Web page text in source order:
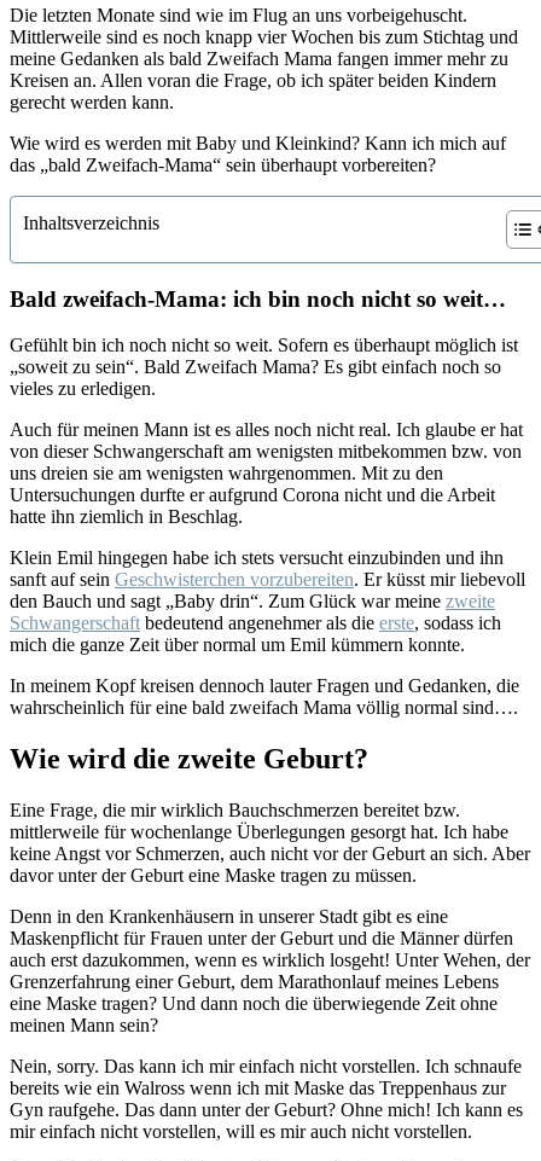
Die letzten Monate sind wie im Flug an uns vorbeigehuscht.
Mittlerweile sind es noch knapp vier Wochen bis zum Stichtag und
meine Gedanken als bald Zweifach Mama fangen immer mehr zu
Kreisen an. Allen voran die Frage, ob ich später beiden Kindern
gerecht werden kann.
Wie wird es werden mit Baby und Kleinkind? Kann ich mich auf
das „bald Zweifach-Mama“ sein überhaupt vorbereiten?
Inhaltsverzeichnis
Bald zweifach-Mama: ich bin noch nicht so weit…
Gefühlt bin ich noch nicht so weit. Sofern es überhaupt möglich ist
„soweit zu sein“. Bald Zweifach Mama? Es gibt einfach noch so
vieles zu erledigen.
Auch für meinen Mann ist es alles noch nicht real. Ich glaube er hat
von dieser Schwangerschaft am wenigsten mitbekommen bzw. von
uns dreien sie am wenigsten wahrgenommen. Mit zu den
Untersuchungen durfte er aufgrund Corona nicht und die Arbeit
hatte ihn ziemlich in Beschlag.
Klein Emil hingegen habe ich stets versucht einzubinden und ihn
sanft auf sein Geschwisterchen vorzubereiten. Er küsst mir liebevoll
den Bauch und sagt „Baby drin“. Zum Glück war meine zweite
Schwangerschaft bedeutend angenehmer als die erste, sodass ich
mich die ganze Zeit über normal um Emil kümmern konnte.
In meinem Kopf kreisen dennoch lauter Fragen und Gedanken, die
wahrscheinlich für eine bald zweifach Mama völlig normal sind….
Wie wird die zweite Geburt?
Eine Frage, die mir wirklich Bauchschmerzen bereitet bzw.
mittlerweile für wochenlange Überlegungen gesorgt hat. Ich habe
keine Angst vor Schmerzen, auch nicht vor der Geburt an sich. Aber
davor unter der Geburt eine Maske tragen zu müssen.
Denn in den Krankenhäusern in unserer Stadt gibt es eine
Maskenpflicht für Frauen unter der Geburt und die Männer dürfen
auch erst dazukommen, wenn es wirklich losgeht! Unter Wehen, der
Grenzerfahrung einer Geburt, dem Marathonlauf meines Lebens
eine Maske tragen? Und dann noch die überwiegende Zeit ohne
meinen Mann sein?
Nein, sorry. Das kann ich mir einfach nicht vorstellen. Ich schnaufe
bereits wie ein Walross wenn ich mit Maske das Treppenhaus zur
Gyn raufgehe. Das dann unter der Geburt? Ohne mich! Ich kann es
mir einfach nicht vorstellen, will es mir auch nicht vorstellen.